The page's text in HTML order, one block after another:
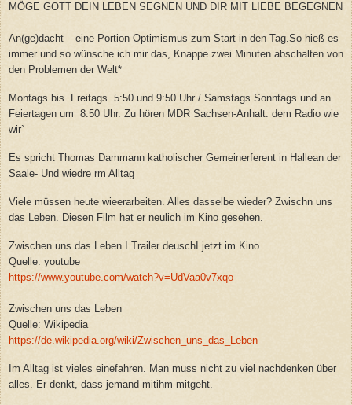
MÖGE GOTT DEIN LEBEN SEGNEN UND DIR MIT LIEBE BEGEGNEN
An(ge)dacht – eine Portion Optimismus zum Start in den Tag.So hieß es
immer und so wünsche ich mir das, Knappe zwei Minuten abschalten von
den Problemen der Welt*
Montags bis Freitags 5:50 und 9:50 Uhr / Samstags.Sonntags und an
Feiertagen um 8:50 Uhr. Zu hören MDR Sachsen-Anhalt. dem Radio wie
wir`
Es spricht Thomas Dammann katholischer Gemeinerferent in Hallean der
Saale- Und wiedre rm Alltag
Viele müssen heute wieerarbeiten. Alles dasselbe wieder? Zwischn uns
das Leben. Diesen Film hat er neulich im Kino gesehen.
Zwischen uns das Leben I Trailer deuschI jetzt im Kino
Quelle: youtube
https://www.youtube.com/watch?v=UdVaa0v7xqo
Zwischen uns das Leben
Quelle: Wikipedia
https://de.wikipedia.org/wiki/Zwischen_uns_das_Leben
Im Alltag ist vieles einefahren. Man muss nicht zu viel nachdenken über
alles. Er denkt, dass jemand mitihm mitgeht.